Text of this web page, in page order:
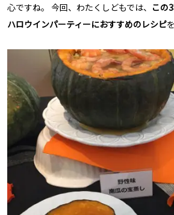
心ですね。 今回、わたくしどもでは、 この
ハロウインパーティーにおすすめのレシピ